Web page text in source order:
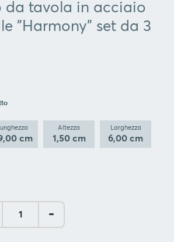
da tavola in acciaio
"Harmony" set da 3
Lunghezza
cm
Altezza
1,50 cm
Larghezza
6,00 cm
-